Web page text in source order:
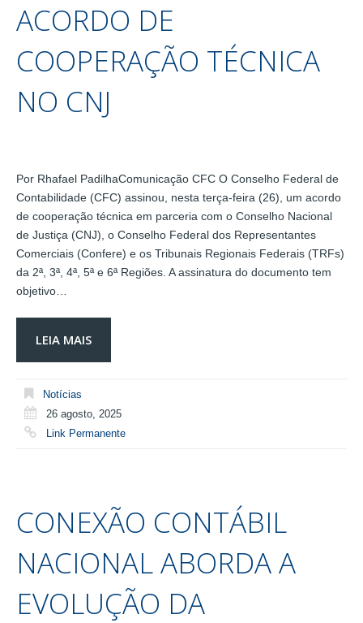
ACORDO DE
COOPERAÇÃO TÉCNICA
NO CNJ
Por Rhafael PadilhaComunicação CFC O Conselho Federal de
Contabilidade (CFC) assinou, nesta terça-feira (26), um acordo
de cooperação técnica em parceria com o Conselho Nacional
de Justiça (CNJ), o Conselho Federal dos Representantes
Comerciais (Confere) e os Tribunais Regionais Federais (TRFs)
da 2ª, 3ª, 4ª, 5ª e 6ª Regiões. A assinatura do documento tem
objetivo…
LEIA MAIS
Notícias
26 agosto, 2025
Link Permanente
CONEXÃO CONTÁBIL
NACIONAL ABORDA A
EVOLUÇÃO DA